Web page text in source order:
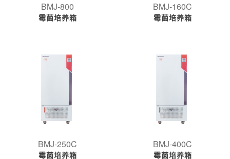
BMJ-800
霉菌培养箱
BMJ-160C
霉菌培养箱
BMJ-250C
霉菌培养箱
BMJ-400C
霉菌培养箱